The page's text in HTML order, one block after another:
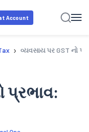
Account
› વ્યવસાય પર GST નો
પ્રભાવ: